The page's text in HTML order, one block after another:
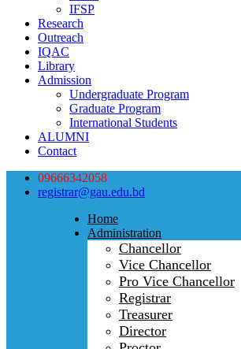
IFSP
Research
Outreach
IQAC
Library
Admission
Undergraduate Program
Graduate Program
International Students
ALUMNI
Contact
09666342058
registrar@gau.edu.bd
Home
Administration
Chancellor
Vice Chancellor
Pro Vice Chancellor
Registrar
Treasurer
Director